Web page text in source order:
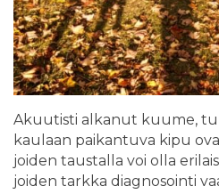
Akuutisti alkanut kuume,
kaulaan paikantuva kipu
joiden taustalla voi olla
joiden tarkka diagnosointi